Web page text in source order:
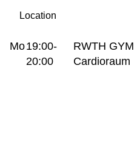
Location
Mo19:00-
20:00
RWTH GYM
Cardioraum